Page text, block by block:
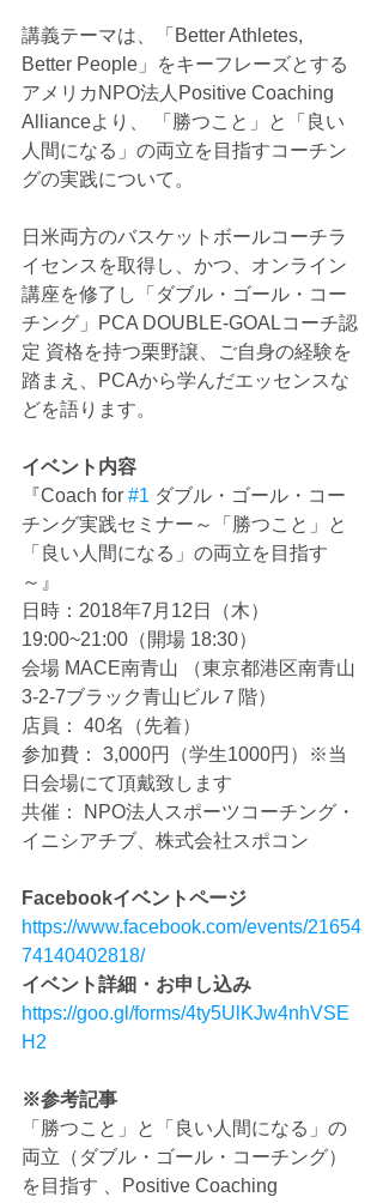
講義テーマは、「Better Athletes,
Better People」をキーフレーズとする
アメリカNPO法人Positive Coaching
Allianceより、 「勝つこと」と「良い
人間になる」の両立を目指すコーチン
グの実践について。
日米両方のバスケットボールコーチラ
イセンスを取得し、かつ、オンライン
講座を修了し「ダブル・ゴール・コー
チング」PCA DOUBLE-GOALコーチ認
定 資格を持つ栗野譲、ご自身の経験を
踏まえ、PCAから学んだエッセンスな
どを語ります。
イベント内容
『Coach for #1 ダブル・ゴール・コー
チング実践セミナー～「勝つこと」と
「良い人間になる」の両立を目指す
～』
日時：2018年7月12日（木）
19:00~21:00（開場 18:30）
会場 MACE南青山 （東京都港区南青山
3-2-7ブラック青山ビル７階）
店員： 40名（先着）
参加費： 3,000円（学生1000円）※当
日会場にて頂戴致します
共催： NPO法人スポーツコーチング・
イニシアチブ、株式会社スポコン
Facebookイベントページ
https://www.facebook.com/events/21654
74140402818/
イベント詳細・お申し込み
https://goo.gl/forms/4ty5UlKJw4nhVSE
H2
※参考記事
「勝つこと」と「良い人間になる」の
両立（ダブル・ゴール・コーチング）
を目指す 、Positive Coaching